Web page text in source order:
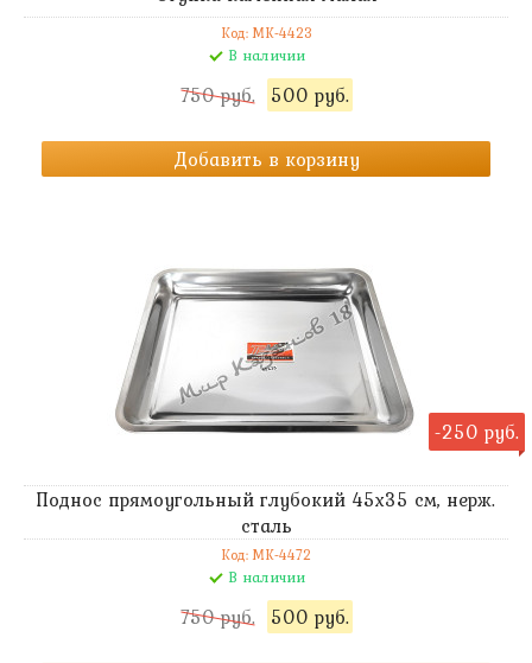
Код: MK-4423
В наличии
750 руб. 500 руб.
Добавить в корзину
-250 руб.
Поднос прямоугольный глубокий 45х35 см, нерж.
сталь
Код: MK-4472
В наличии
750 руб. 500 руб.